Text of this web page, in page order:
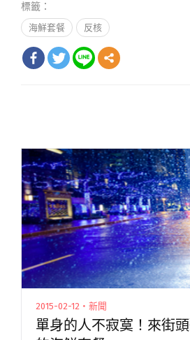
標籤：
海鮮套餐 反核
2015-02-12・新聞
單身的人不寂寞！來街